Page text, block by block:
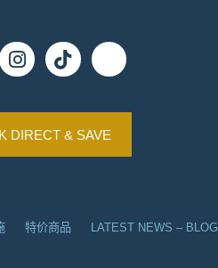
DIRECT & SAVE
特价商品 LATEST NEWS – BLOG